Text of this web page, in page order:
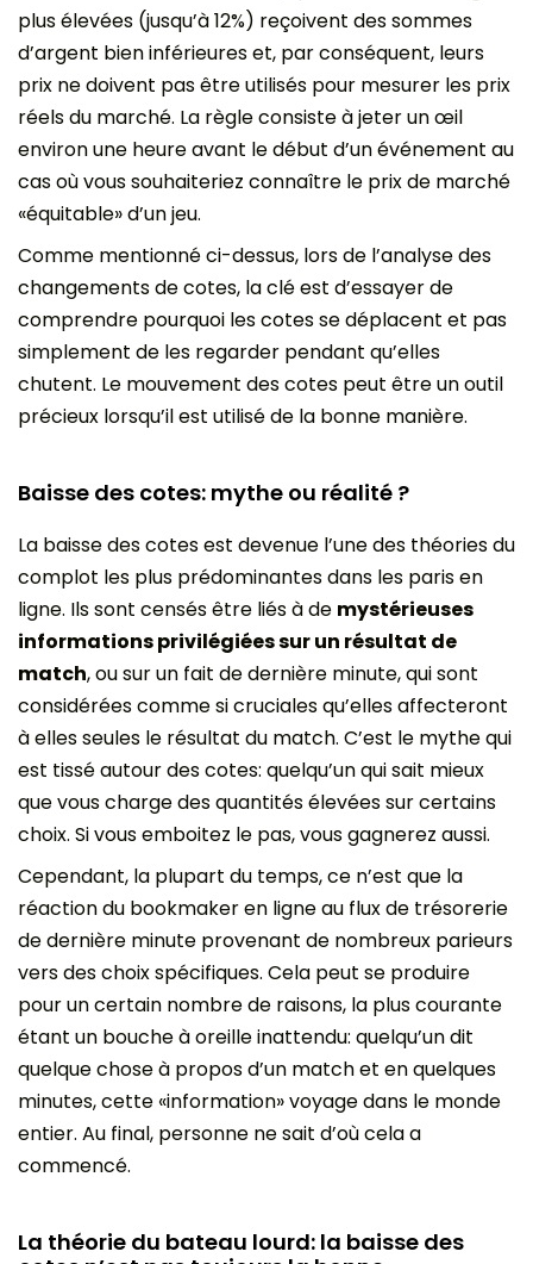
plus élevées (jusqu’à 12%) reçoivent des sommes
d’argent bien inférieures et, par conséquent, leurs
prix ne doivent pas être utilisés pour mesurer les prix
réels du marché. La règle consiste à jeter un œil
environ une heure avant le début d’un événement au
cas où vous souhaiteriez connaître le prix de marché
«équitable» d’un jeu.
Comme mentionné ci-dessus, lors de l’analyse des
changements de cotes, la clé est d’essayer de
comprendre pourquoi les cotes se déplacent et pas
simplement de les regarder pendant qu’elles
chutent. Le mouvement des cotes peut être un outil
précieux lorsqu’il est utilisé de la bonne manière.
Baisse des cotes: mythe ou réalité ?
La baisse des cotes est devenue l’une des théories du
complot les plus prédominantes dans les paris en
ligne. Ils sont censés être liés à de mystérieuses
informations privilégiées sur un résultat de
match, ou sur un fait de dernière minute, qui sont
considérées comme si cruciales qu’elles affecteront
à elles seules le résultat du match. C’est le mythe qui
est tissé autour des cotes: quelqu’un qui sait mieux
que vous charge des quantités élevées sur certains
choix. Si vous emboitez le pas, vous gagnerez aussi.
Cependant, la plupart du temps, ce n’est que la
réaction du bookmaker en ligne au flux de trésorerie
de dernière minute provenant de nombreux parieurs
vers des choix spécifiques. Cela peut se produire
pour un certain nombre de raisons, la plus courante
étant un bouche à oreille inattendu: quelqu’un dit
quelque chose à propos d’un match et en quelques
minutes, cette «information» voyage dans le monde
entier. Au final, personne ne sait d’où cela a
commencé.
La théorie du bateau lourd: la baisse des